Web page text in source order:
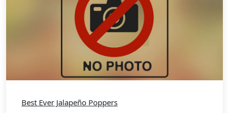
Best Ever Jalapeño Poppers